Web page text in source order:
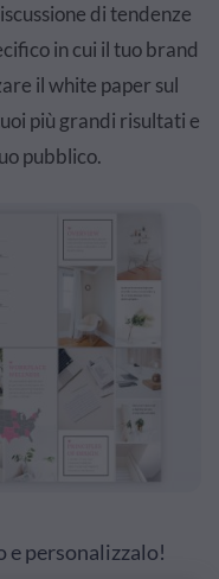
di tendenze
in cui il tuo brand
il white paper sul
più grandi risultati e
pubblico.
e personalizzalo!